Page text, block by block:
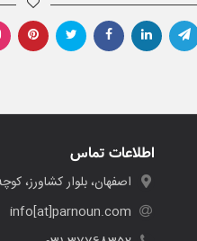
اطلاعات تماس
اصفهان، بلوار کشاورز، کوچه 26،
info[at]parnoun.com